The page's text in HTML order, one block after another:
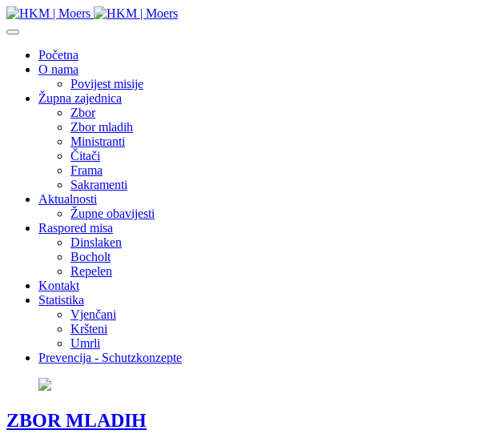
Početna
O nama
Povijest misije
Župna zajednica
Zbor
Zbor mladih
Ministranti
Čitači
Frama
Sakramenti
Aktualnosti
Župne obavijesti
Raspored misa
Dinslaken
Bocholt
Repelen
Kontakt
Statistika
Vjenčani
Kršteni
Umrli
Prevencija - Schutzkonzepte
ZBOR MLADIH